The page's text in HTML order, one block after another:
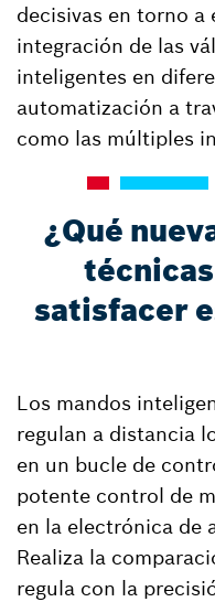
decisivas en torno a
integración de las
inteligentes en
automatización a
como las múltiples
¿Qué
satisfacer
Los mandos
regulan a distancia
en un bucle de
potente control de
en la electrónica de
Realiza la
regula con la